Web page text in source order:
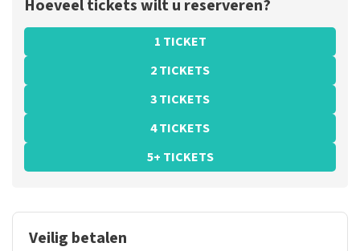
Hoeveel tickets wilt u reserveren?
1 TICKET
2 TICKETS
3 TICKETS
4 TICKETS
5+ TICKETS
Veilig betalen